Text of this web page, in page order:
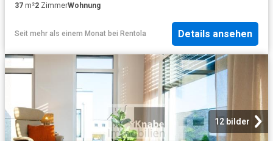
37 m²2 ZimmerWohnung
Seit mehr als einem Monat bei Rentola Details ansehen
12 bilder